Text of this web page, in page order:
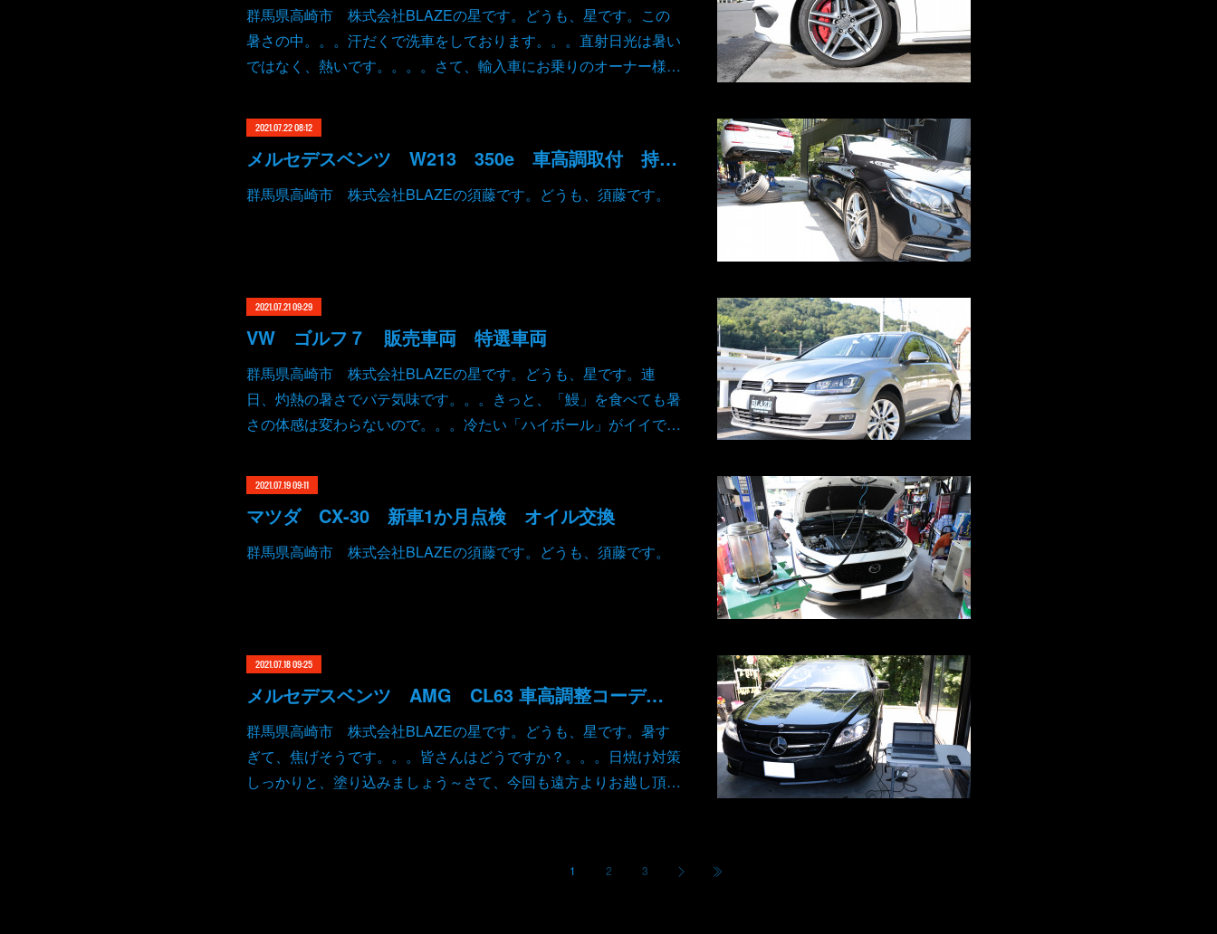
群馬県高崎市 株式会社BLAZEの星です。どうも、星です。この
暑さの中。。。汗だくで洗車をしております。。。直射日光は暑い
ではなく、熱いです。。。。さて、輸入車にお乗りのオーナー様…
2021.07.22 08:12
メルセデスベンツ W213 350e 車高調取付 持ち込み部品
群馬県高崎市 株式会社BLAZEの須藤です。どうも、須藤です。
2021.07.21 09:29
VW ゴルフ７ 販売車両 特選車両
群馬県高崎市 株式会社BLAZEの星です。どうも、星です。連
日、灼熱の暑さでバテ気味です。。。きっと、「鰻」を食べても暑
さの体感は変わらないので。。。冷たい「ハイボール」がイイで…
2021.07.19 09:11
マツダ CX-30 新車1か月点検 オイル交換
群馬県高崎市 株式会社BLAZEの須藤です。どうも、須藤です。
2021.07.18 09:25
メルセデスベンツ AMG CL63 車高調整コーディング デイライトコーディング 光量MAXコーディング
群馬県高崎市 株式会社BLAZEの星です。どうも、星です。暑す
ぎて、焦げそうです。。。皆さんはどうですか？。。。日焼け対策
しっかりと、塗り込みましょう～さて、今回も遠方よりお越し頂…
1 2 3